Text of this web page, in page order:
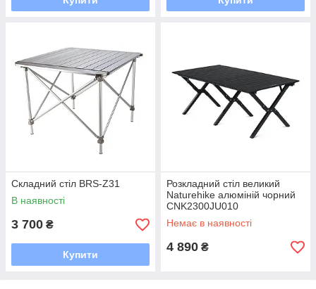
Складний стіл BRS-Z31
В наявності
3 700 ₴
Купити
Розкладний стіл великий
Naturehike алюміній чорний
CNK2300JU010
Немає в наявності
4 890 ₴